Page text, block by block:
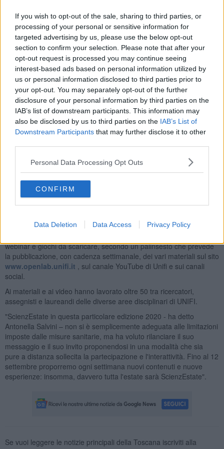
If you wish to opt-out of the sale, sharing to third parties, or
processing of your personal or sensitive information for
targeted advertising by us, please use the below opt-out
section to confirm your selection. Please note that after your
opt-out request is processed you may continue seeing
interest-based ads based on personal information utilized by
us or personal information disclosed to third parties prior to
your opt-out. You may separately opt-out of the further
disclosure of your personal information by third parties on the
IAB’s list of downstream participants. This information may
also be disclosed by us to third parties on the IAB’s List of
Downstream Participants that may further disclose it to other
Personal Data Processing Opt Outs
CONFIRM
Data Deletion Data Access Privacy Policy
nella vita quotidiana e anche far comprendere il lavoro di chi fa
ricerca.
L'apertura ufficiale è fissata per lunedì 22 giugno: in diretta video
dall'Aula Magna dell'Università di Firenze, a partire dalle ore 10,
tagliano virtualmente il nastro inaugurale il rettore dell'Ateneo
fiorentino Luigi Dei e Antonella Salvini presidente di OpenLab con
un workshop dedicato a "Una grande sfida per la nostra società:
come conciliare i vantaggi e i benefici prodotti dalle scoperte
scientifiche e tecnologiche con il loro utilizzo responsabile mirato
industriali sostenibili", Giovanni Ferrara su "Benzina, Diesel,
elettrico ... di cosa si nutriranno le nostre auto in futuro?", Stefania
Tegli che parlerà di "Epidemie in ambito vegetale: dalla storia
passata a quella recente, conseguenze di equilibri violati" e Anna
Pettini che tratterà il tema "Lo sviluppo sostenibile: economia tra
Il programma di ScienzEstate è articolato in brevi video "Pillole di
webinar e giochi da scaricare, secondo un palinsesto che prevede
la pubblicazione, con cadenza settimanale, dei vari materiali sul sito
www.openlab.unifi.it , sul canale YouTube di Unifi e sui canali
social.
Ai materiali e ai video hanno lavorato oltre 50 tra ricercatori,
assegnisti e laureandi delle diverse aree disciplinari di UNIFI.
"ScienzEstate in questa particolare edizione 2020 - ha detto
Antonella Salvini – non si è semplicemente adeguata alle limitazioni
imposte dalle misure sanitarie, ma ha voluto rilanciare il suo
messaggio e il suo invito proponendosi in una modalità che sia
pure a distanza sollecita la partecipazione e l'interattività. Fino al 12
settembre proporremo ogni settimana nuovi contenuti e nuove
esperienze: insomma, davvero tutta l'estate sarà ScienzEstate".
Se vuoi leggere le notizie principali della Toscana iscriviti alla